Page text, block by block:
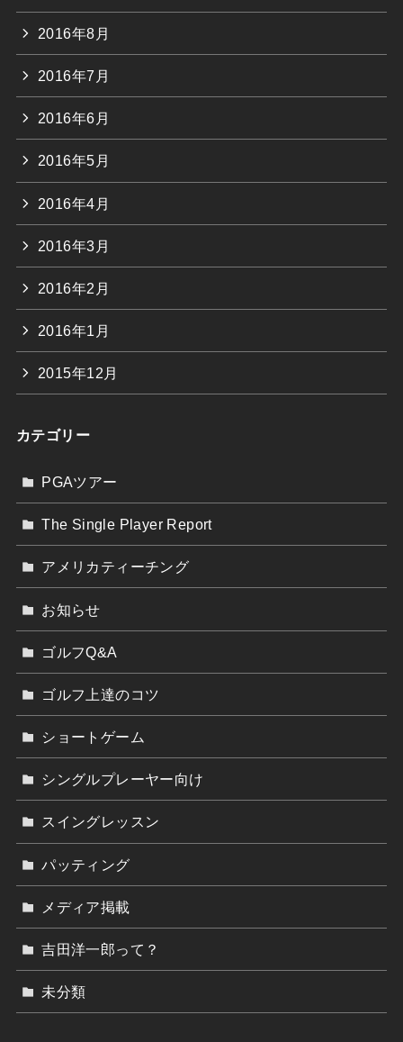
2016年8月
2016年7月
2016年6月
2016年5月
2016年4月
2016年3月
2016年2月
2016年1月
2015年12月
カテゴリー
PGAツアー
The Single Player Report
アメリカティーチング
お知らせ
ゴルフQ&A
ゴルフ上達のコツ
ショートゲーム
シングルプレーヤー向け
スイングレッスン
パッティング
メディア掲載
吉田洋一郎って？
未分類